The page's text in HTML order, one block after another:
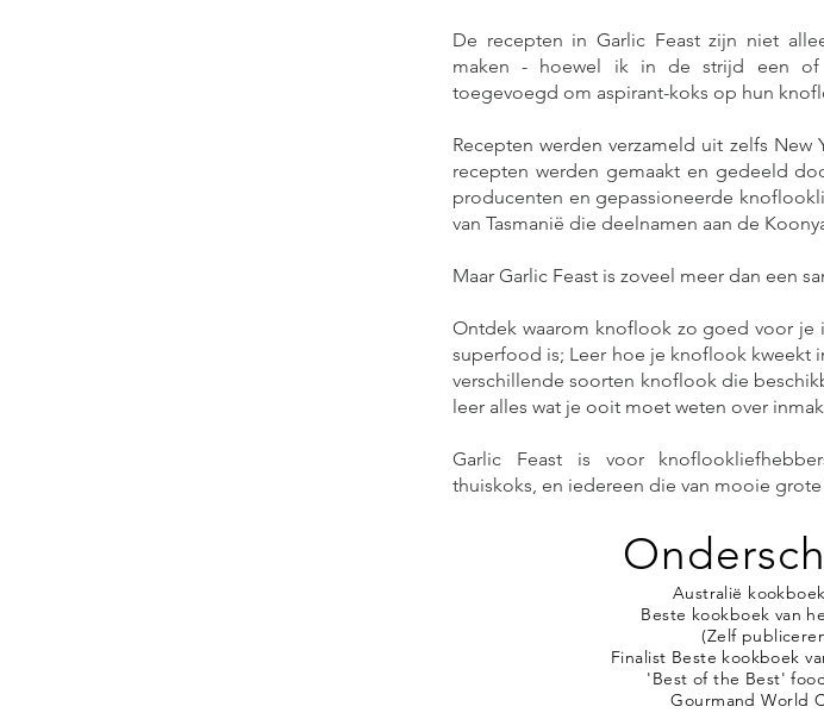
De recepten in Garlic Feast zijn niet
maken - hoewel ik in de strijd een of
toegevoegd om aspirant-koks op hun
Recepten werden verzameld uit zelfs New
recepten werden gemaakt en gedeeld
producenten en gepassioneerde
van Tasmanië die deelnamen aan de
Maar Garlic Feast is zoveel meer dan een
Ontdek waarom knoflook zo goed voor je
superfood is; Leer hoe je knoflook
verschillende soorten knoflook die
leer alles wat je ooit moet weten over
Garlic Feast is voor
thuiskoks, en iedereen die van mooie
Australië
Beste kookboek van
(Zelf
Finalist Beste kookboek
'Best of the Best'
Gourmand World